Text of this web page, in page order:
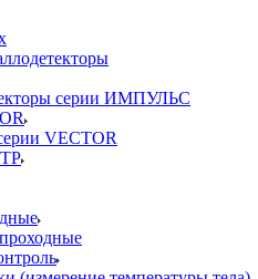
серии ИМПУЛЬС
VECTOR